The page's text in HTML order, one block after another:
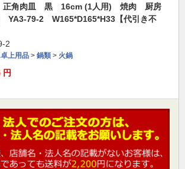
】 正角肉皿 黒 16cm (1人用) 焼肉 厨房
79-2 W165*D165*H33【代引き不
2
上用品 > 鍋類 > 火鍋
円